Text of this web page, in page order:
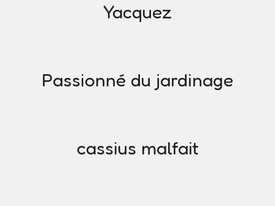
Yacquez
Passionné du jardinage
cassius malfait